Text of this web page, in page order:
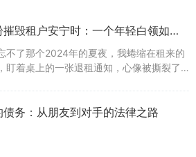
当租赁纠纷摧毁租户安宁时：一个年轻白领如何在法庭上对抗房东并重获居住权利
了那个2024年的夏夜，我蜷缩在租来的
盯着桌上的一张退租通知，心像被撕裂了
务：从朋友到对手的法律之路